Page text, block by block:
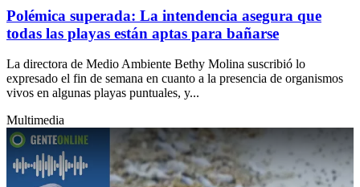
Polémica superada: La intendencia asegura que
todas las playas están aptas para bañarse
La directora de Medio Ambiente Bethy Molina suscribió lo
expresado el fin de semana en cuanto a la presencia de organismos
vivos en algunas playas puntuales, y...
Multimedia